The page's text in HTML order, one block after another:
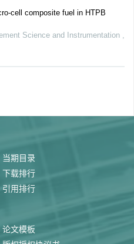
cell composite fuel in HTPB
Science and Instrumentation
当期目录
下载排行
引用排行
论文模板